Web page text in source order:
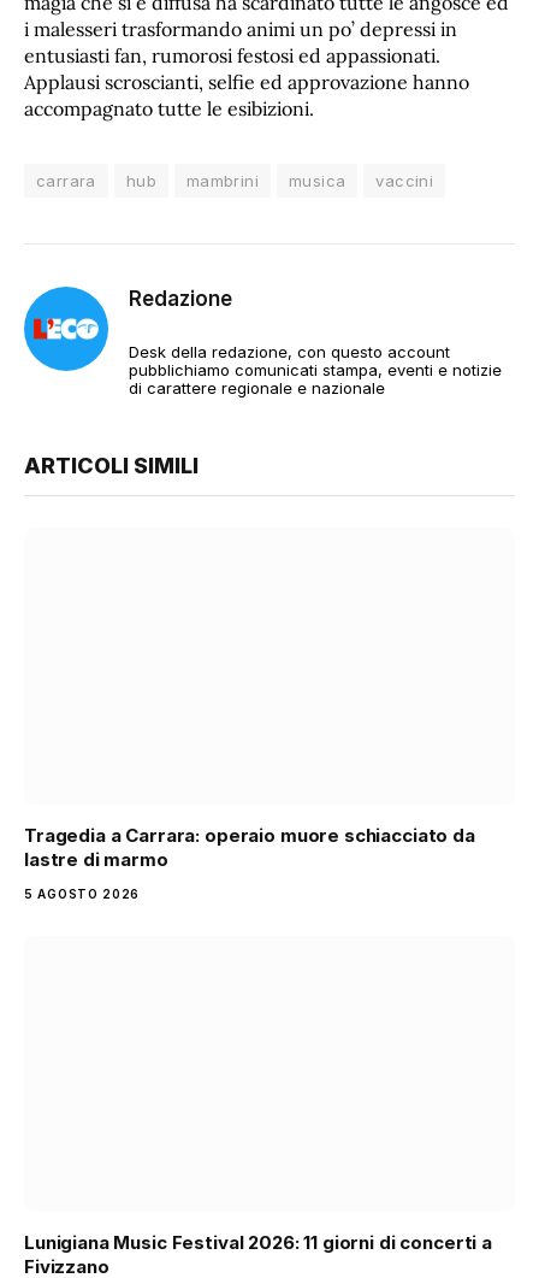
i malesseri trasformando animi un po’ depressi in
entusiasti fan, rumorosi festosi ed appassionati.
Applausi scroscianti, selfie ed approvazione hanno
accompagnato tutte le esibizioni.
carrara hub mambrini musica vaccini
Redazione
Desk della redazione, con questo account
pubblichiamo comunicati stampa, eventi e notizie
di carattere regionale e nazionale
ARTICOLI SIMILI
Tragedia a Carrara: operaio muore schiacciato da
lastre di marmo
5 AGOSTO 2026
Lunigiana Music Festival 2026: 11 giorni di concerti a
Fivizzano